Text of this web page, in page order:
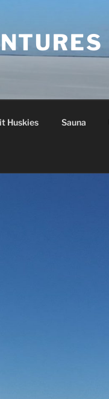
Huskies Sauna